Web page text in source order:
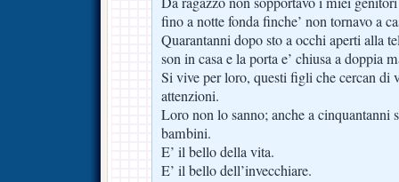
fino a notte fonda finche’ non tornavo a
Quarantanni dopo sto a occhi aperti alla
son in casa e la porta e’ chiusa a doppia
Si vive per loro, questi figli che cercan di
attenzioni.
Loro non lo sanno; anche a cinquantanni
bambini.
E’ il bello della vita.
E’ il bello dell’invecchiare.